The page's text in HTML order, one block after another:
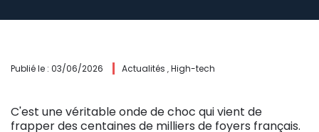
Publié le : 03/06/2026 Actualités , High-tech
C'est une véritable onde de choc qui vient de
frapper des centaines de milliers de foyers français.